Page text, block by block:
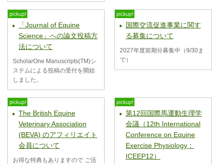
「Journal of Equine
Science」への論文投稿方
法について
ScholarOne Manuscripts(TM)シ
ステムによる投稿の受付を開始
しました。
国際交流促進事業に関す
る募集について
2027年度前期分募集中（9/30ま
で）
The British Equine
Veterinary Association
(BEVA) のアフィリエイト
会員について
お得な特典もありますので ご活
第12回国際馬運動生理学
会議（12th International
Conference on Equine
Exercise Physiology：
ICEEP12）